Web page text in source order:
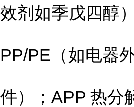
效剂如季戊四醇
PP/PE（如电器
件）；APP 热分